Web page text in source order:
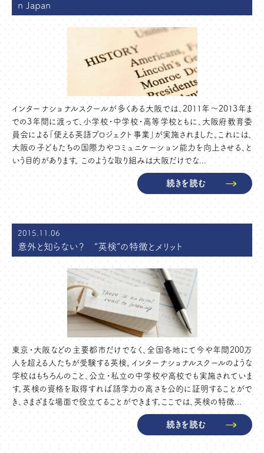
n Japan
インターナショナルスクールが多くある大阪では、2011年～2013年ま
での3年間に渡って、小学校・中学校・高等学校ともに、大阪府教育委
員会による「使える英語プロジェクト事業」が実施されました。これには、
大阪の子どもたちの国際力やコミュニケーション能力を向上させる、と
いう目的があります。 このような取り組みは大阪だけでな...
続きを読む
2015.11.06
意外と知らない？ “英検”の特徴とメリット
東京・大阪などの主要都市だけでなく、全国各地にて今や年間200万
人を超える人たちが受験する英検。インターナショナルスクールのような
学校はもちろんのこと、公立・私立の中学校や高校でも実施されていま
す。英検の資格を取得すれば語学力の高さを公的に証明することがで
き、さまざまな場面で役立てることができます。ここでは、英検の特徴...
続きを読む